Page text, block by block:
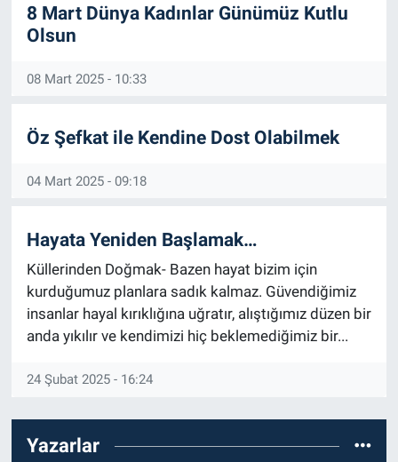
8 Mart Dünya Kadınlar Günümüz Kutlu
Olsun
08 Mart 2025 - 10:33
Öz Şefkat ile Kendine Dost Olabilmek
04 Mart 2025 - 09:18
Hayata Yeniden Başlamak…
Küllerinden Doğmak- Bazen hayat bizim için
kurduğumuz planlara sadık kalmaz. Güvendiğimiz
insanlar hayal kırıklığına uğratır, alıştığımız düzen bir
anda yıkılır ve kendimizi hiç beklemediğimiz bir...
24 Şubat 2025 - 16:24
Yazarlar